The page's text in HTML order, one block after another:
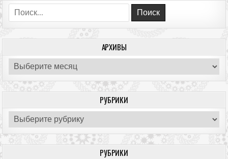
Поиск:
АРХИВЫ
Архивы
РУБРИКИ
Рубрики
РУБРИКИ